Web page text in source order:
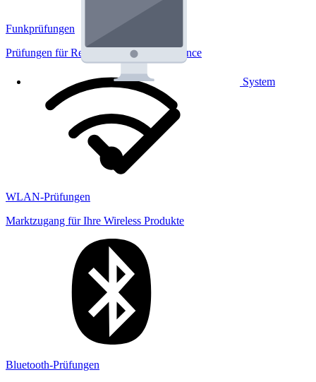
System
Funkprüfungen
Prüfungen für Regulatorik und Performance
WLAN-Prüfungen
Marktzugang für Ihre Wireless Produkte
Bluetooth-Prüfungen